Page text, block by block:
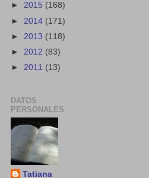
► 2015 (168)
► 2014 (171)
► 2013 (118)
► 2012 (83)
► 2011 (13)
DATOS
PERSONALES
Tatiana